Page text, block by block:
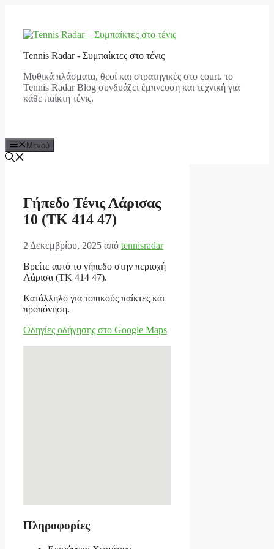
περιεχόμενο
Tennis Radar - Συμπαίκτες στο τένις
Μυθικά πλάσματα, θεοί και στρατηγικές στο court. το
Tennis Radar Blog συνδυάζει έμπνευση και τεχνική για
κάθε παίκτη τένις.
Μενού
Γήπεδο Τένις Λάρισας
10 (ΤΚ 414 47)
2 Δεκεμβρίου, 2025 από tennisradar
Βρείτε αυτό το γήπεδο στην περιοχή
Λάρισα (ΤΚ 414 47).
Κατάλληλο για τοπικούς παίκτες και
προπόνηση.
Οδηγίες οδήγησης στο Google Maps
Πληροφορίες